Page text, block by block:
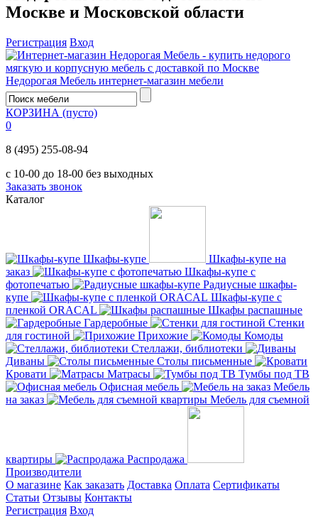
Москве и Московской области
Регистрация Вход
Недорогая Мебель интернет-магазин мебели
КОРЗИНА (пусто)
0
8 (495) 255-08-94
с 10-00 до 18-00 без выходных
Заказать звонок
Каталог
Шкафы-купе
Шкафы-купе на
заказ
Шкафы-купе с
фотопечатью
Радиусные шкафы-
купе
Шкафы-купе с
пленкой ORACAL
Шкафы распашные
Гардеробные
Стенки
для гостиной
Прихожие
Комоды
Стеллажи, библиотеки
Диваны
Столы письменные
Кровати
Матрасы
Тумбы под ТВ
Офисная мебель
Мебель
на заказ
Мебель для съемной
квартиры
Распродажа
Производители
О магазине Как заказать Доставка Оплата Сертификаты
Статьи Отзывы Контакты
Регистрация Вход